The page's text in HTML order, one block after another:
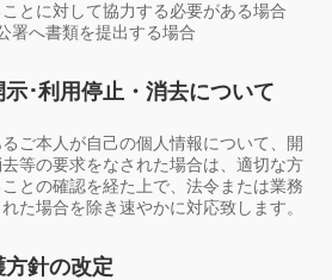
とに対して協力する必要がある場合
署へ書類を提出する場合
示･利用停止・消去について
ご本人が自己の個人情報について、開
等の要求をなされた場合は、適切な方
との確認を経た上で、法令または業務
た場合を除き速やかに対応致します。
方針の改定